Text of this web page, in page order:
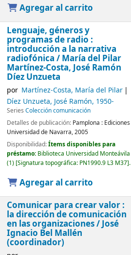
Agregar al carrito
Lenguaje, géneros y
programas de radio :
introducción a la narrativa
radiofónica / María del Pilar
Martínez-Costa, José Ramón
Díez Unzueta
por Martínez-Costa, María del Pilar
Díez Unzueta, José Ramón, 1950-
Series Colección comunicación
Detalles de publicación: Pamplona : Ediciones
Universidad de Navarra,2005
Disponibilidad:Ítems disponibles para
préstamo: Biblioteca Universidad Monteávila
(1) Signatura topográfica: PN1990.9 L3 M37 .
Agregar al carrito
Comunicar para crear valor :
la dirección de comunicación
en las organizaciones /José
Ignacio Bel Mallén
(coordinador)